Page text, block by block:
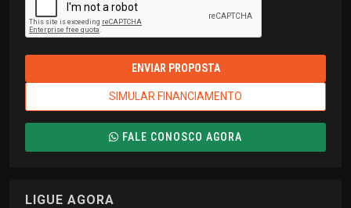
ENVIAR PROPOSTA
SIMULAR FINANCIAMENTO
FALE CONOSCO AGORA
LIGUE AGORA